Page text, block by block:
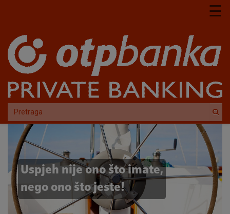
☰
Uspjeh nije ono što imate,
nego ono što jeste!